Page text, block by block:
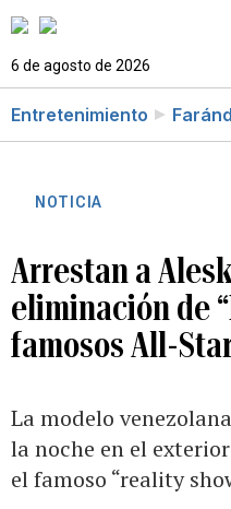
6 de agosto de 2026
Entretenimiento
NOTICIA
Arrestan a
eliminación de
famosos All-
La modelo
la noche en el
el famoso “reality